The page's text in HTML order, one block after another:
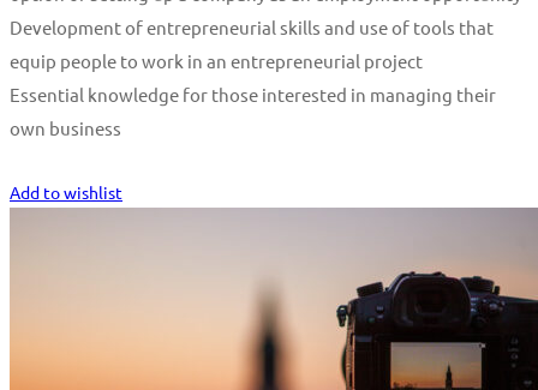
Development of entrepreneurial skills and use of tools that
equip people to work in an entrepreneurial project
Essential knowledge for those interested in managing their
own business
Add to wishlist